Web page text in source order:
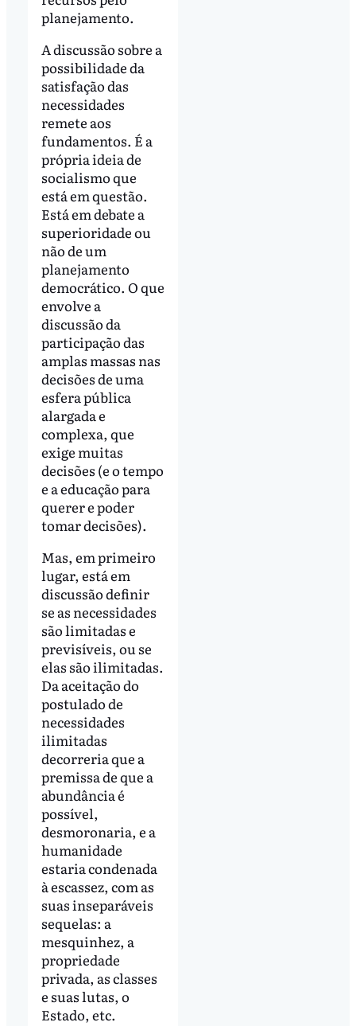
planejamento.
A discussão sobre a
possibilidade da
satisfação das
necessidades
remete aos
fundamentos. É a
própria ideia de
socialismo que
está em questão.
Está em debate a
superioridade ou
não de um
planejamento
democrático. O que
envolve a
discussão da
participação das
amplas massas nas
decisões de uma
esfera pública
alargada e
complexa, que
exige muitas
decisões (e o tempo
e a educação para
querer e poder
tomar decisões).
Mas, em primeiro
lugar, está em
discussão definir
se as necessidades
são limitadas e
previsíveis, ou se
elas são ilimitadas.
Da aceitação do
postulado de
necessidades
ilimitadas
decorreria que a
premissa de que a
abundância é
possível,
desmoronaria, e a
humanidade
estaria condenada
à escassez, com as
suas inseparáveis
sequelas: a
mesquinhez, a
propriedade
privada, as classes
e suas lutas, o
Estado, etc.